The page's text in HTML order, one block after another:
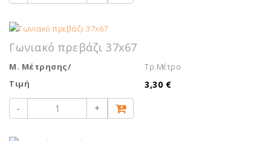
Γωνιακό πρεβάζι 37x67
Μ. Μέτρησης/
Τρ.Μέτρο
Τιμή
3,30 €
- +